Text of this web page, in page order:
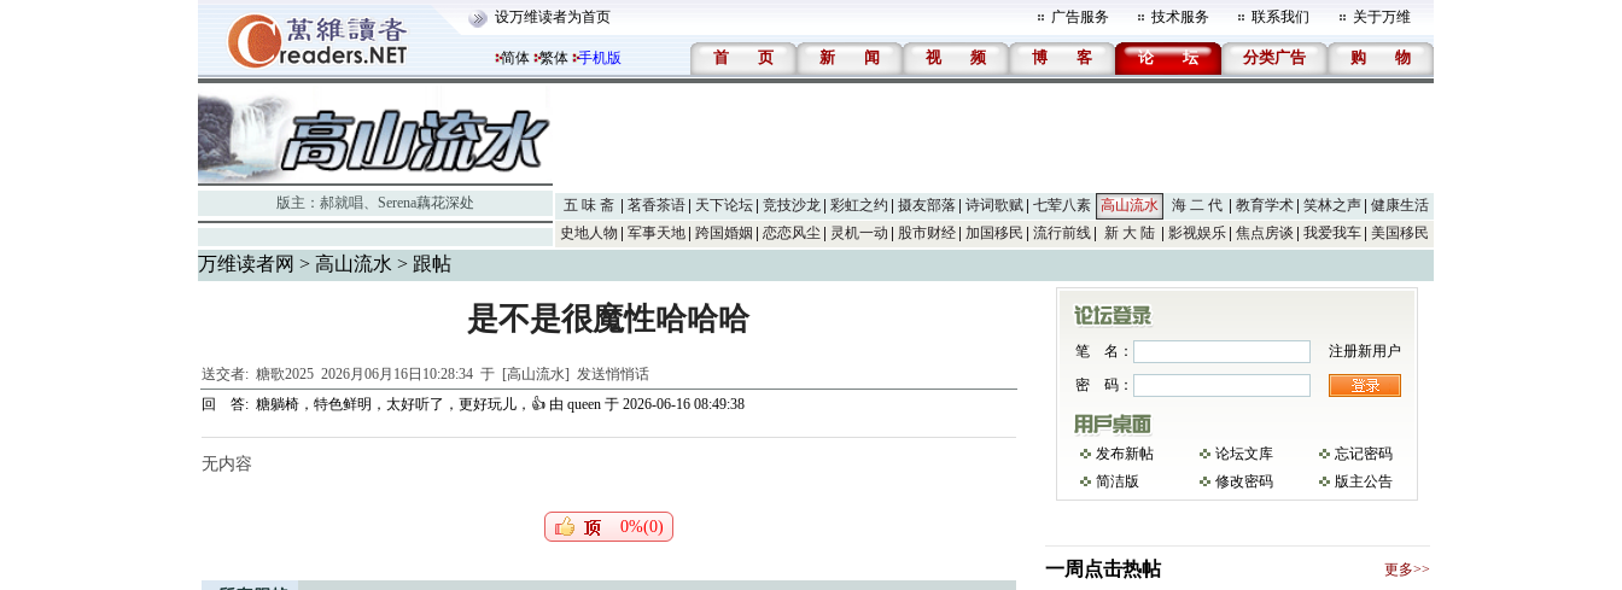
设万维读者为首页 广告服务 技术服务 联系我们 关于万维
简体 繁体 手机版 首 页 新 闻 视 频 博 客 论 坛 分类广告 购 物
版主： 郝就唱、 Serena藕花深处 五 味 斋 茗香茶语 天下论坛 竞技沙龙 彩虹之约 摄友部落 诗词歌赋 七荤八素 高山流水 海 二 代 教育学术 笑林之声
健康生活
史地人物
军事天地 跨国婚姻 恋恋风尘 灵机一动 股市财经 加国移民 流行前线 新 大 陆 影视娱乐 焦点房谈 我爱我车 美国移民
万维读者网 > 高山流水 > 跟帖
是不是很魔性哈哈哈
送交者: 糖歌20252026月06月16日10:28:34 于 [高山流水] 发送悄悄话
回 答: 糖躺椅，特色鲜明，太好听了，更好玩儿，👍由 queen于 2026-06-16 08:49:38
无内容
0%(0)
笔 名：
注册新用户
密 码：
发布新帖 论坛文库
忘记密码
简洁版
修改密码 版主公告
一周点击热帖 更多>>